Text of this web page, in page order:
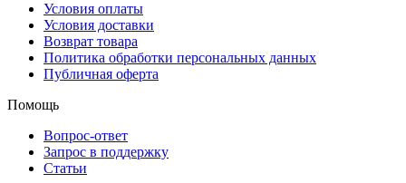
Условия оплаты
Условия доставки
Возврат товара
Политика обработки персональных данных
Публичная оферта
Помощь
Вопрос-ответ
Запрос в поддержку
Статьи